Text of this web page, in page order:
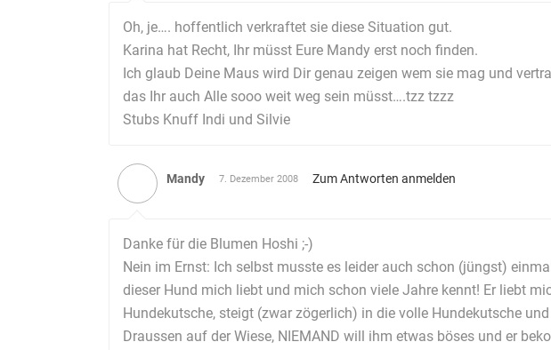
Oh, je…. hoffentlich verkraftet sie diese Situation gut.
Karina hat Recht, Ihr müsst Eure Mandy erst noch finden.
Ich glaub Deine Maus wird Dir genau zeigen wem sie mag und
das Ihr auch Alle sooo weit weg sein müsst….tzz tzzz
Stubs Knuff Indi und Silvie
Mandy 7. Dezember 2008 Zum Antworten anmelden
Danke für die Blumen Hoshi ;-)
Nein im Ernst: Ich selbst musste es leider auch schon (jüngst)
dieser Hund mich liebt und mich schon viele Jahre kennt! Er liebt
Hundekutsche, steigt (zwar zögerlich) in die volle Hundekutsche
Draussen auf der Wiese, NIEMAND will ihm etwas böses und er